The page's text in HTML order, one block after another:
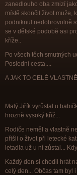
zanedlouho oba zmizí
místě skončil život muže,
podniknul nedobrovolně
se v dětské podobě asi
kříže..
Po všech těch smutných
Poslední cesta....
A JAK TO CELÉ
Malý Jiřík vyrůstal u
hrozně vysoký kříž...
Rodiče neměl a vlastně
přišli o život při letecké
letadla už u ní zůstal...
Každý den si chodil hrát
celý den... Občas tam byl